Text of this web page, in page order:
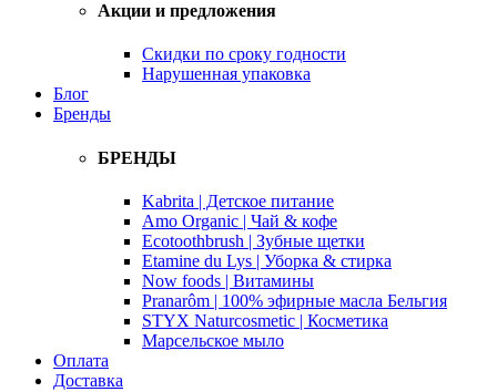
Акции и предложения
Скидки по сроку годности
Нарушенная упаковка
Блог
Бренды
БРЕНДЫ
Kabrita | Детское питание
Amo Organic | Чай & кофе
Ecotoothbrush | Зубные щетки
Etamine du Lys | Уборка & стирка
Now foods | Витамины
Pranarôm | 100% эфирные масла Бельгия
STYX Naturcosmetic | Косметика
Марсельское мыло
Оплата
Доставка